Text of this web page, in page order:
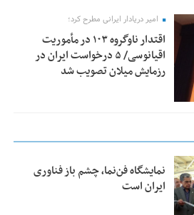
امیر دریادار ایرانی مطرح کرد؛
اقتدار ناوگروه ۱۰۳ در مأموریت‌
اقیانوسی/ ۵ درخواست ایران در
رزمایش میلان تصویب شد
نمایشگاه فن‌نما، چشم باز فناوری
ایران است